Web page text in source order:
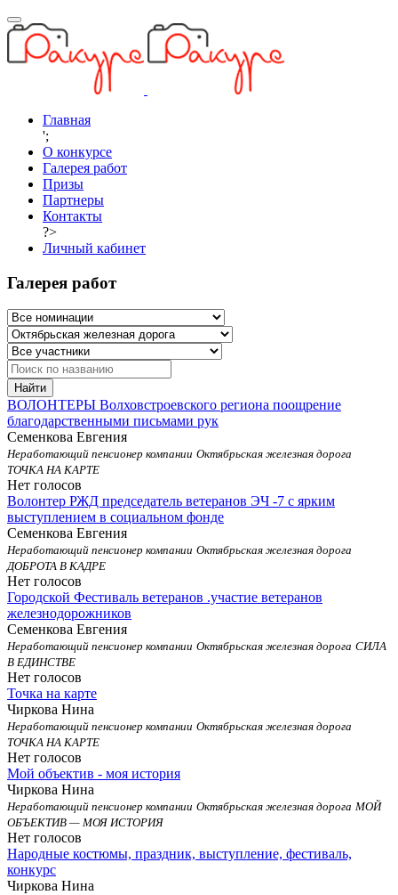
Главная
';
О конкурсе
Галерея работ
Призы
Партнеры
Контакты
?>
Личный кабинет
Галерея работ
Найти
ВОЛОНТЕРЫ Волховстроевского региона поощрение
благодарственными письмами рук
Семенкова Евгения
Неработающий пенсионер компании Октябрьская железная дорога
ТОЧКА НА КАРТЕ
Нет голосов
Волонтер РЖД председатель ветеранов ЭЧ -7 с ярким
выступлением в социальном фонде
Семенкова Евгения
Неработающий пенсионер компании Октябрьская железная дорога
ДОБРОТА В КАДРЕ
Нет голосов
Городской Фестиваль ветеранов .участие ветеранов
железнодорожников
Семенкова Евгения
Неработающий пенсионер компании Октябрьская железная дорога СИЛА
В ЕДИНСТВЕ
Нет голосов
Точка на карте
Чиркова Нина
Неработающий пенсионер компании Октябрьская железная дорога
ТОЧКА НА КАРТЕ
Нет голосов
Мой объектив - моя история
Чиркова Нина
Неработающий пенсионер компании Октябрьская железная дорога МОЙ
ОБЪЕКТИВ — МОЯ ИСТОРИЯ
Нет голосов
Народные костюмы, праздник, выступление, фестиваль,
конкурс
Чиркова Нина